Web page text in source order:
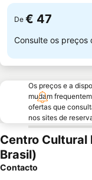
De € 47
Consulte os preços
Os preços e a
mudam
ofertas que
nos sites de
Centro Cultural
Brasil)
Contacto